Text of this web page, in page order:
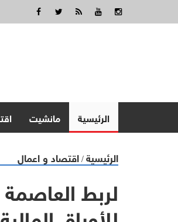
الرئيسية مانشيت
الرئيسية / اقتصاد و اعمال
لربط